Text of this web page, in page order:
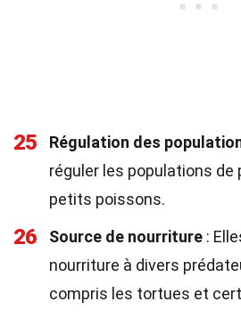
25 Régulation des
réguler les populations de
petits poissons.
26 Source de nourriture :
nourriture à divers
compris les tortues et